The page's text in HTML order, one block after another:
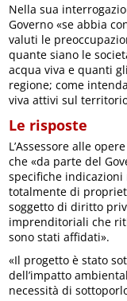
Nella sua
Governo «se abbia
valuti le
quante siano le
acqua viva e quanti
regione; come
viva attivi sul
Le risposte
L’Assessore alle
che «da parte del
specifiche indicazioni
totalmente di
soggetto di diritto
imprenditoriali che
sono stati affidati».
«Il progetto è stato
dell’impatto
necessità di